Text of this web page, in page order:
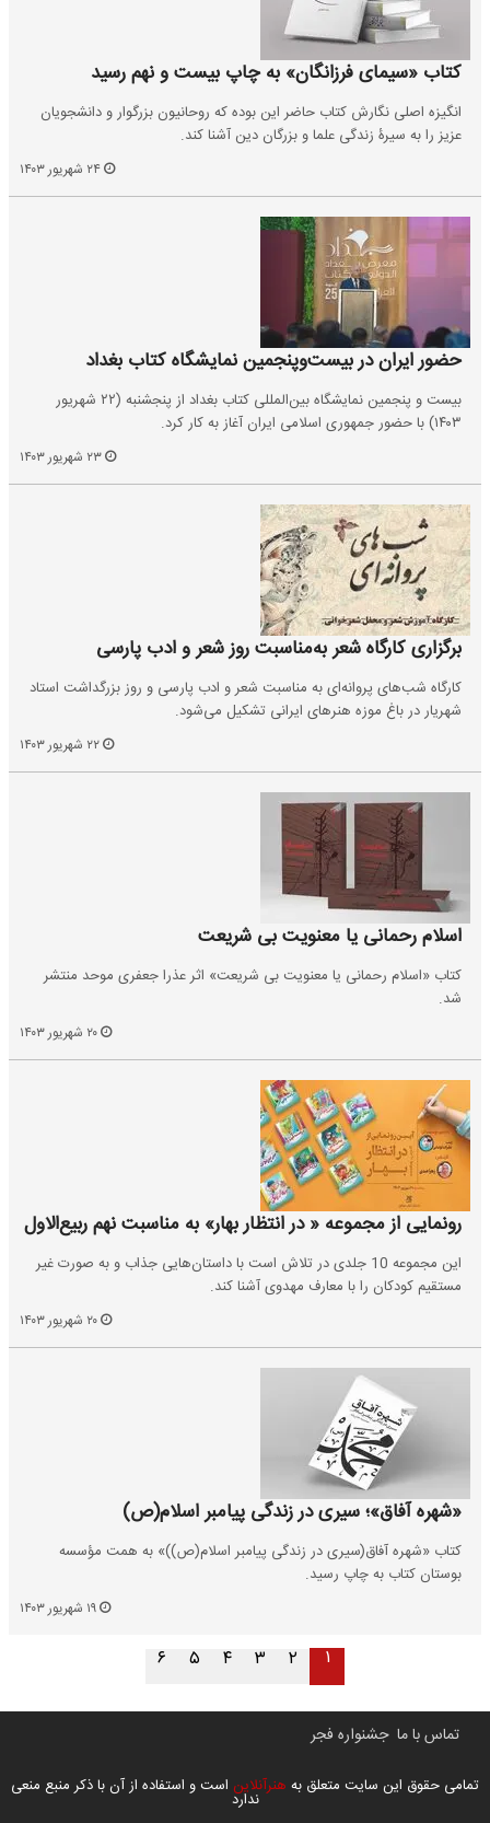
کتاب «سیمای فرزانگان» به چاپ بیست و نهم رسید
انگیزه اصلی نگارش کتاب حاضر این بوده که روحانیون بزرگوار و دانشجویان
عزیز را به سیرۀ زندگی علما و بزرگان دین آشنا کند.
حضور ایران در بیست‌وپنجمین نمایشگاه کتاب بغداد
بیست و پنجمین نمایشگاه بین‌المللی کتاب بغداد از پنجشنبه (۲۲ شهریور
۱۴۰۳) با حضور جمهوری اسلامی ایران آغاز به کار کرد.
برگزاری کارگاه شعر به‌مناسبت روز شعر و ادب پارسی
کارگاه شب‌های پروانه‌ای به مناسبت شعر و ادب پارسی و روز بزرگداشت استاد
شهریار در باغ موزه هنرهای ایرانی تشکیل می‌شود.
اسلام رحمانی یا معنویت بی‌ شریعت
کتاب «اسلام رحمانی یا معنویت بی شریعت» اثر عذرا جعفری موحد منتشر
شد.
رونمایی از مجموعه « در انتظار بهار» به مناسبت نهم ربیع‌الاول
این مجموعه 10 جلدی در تلاش است با داستان‌هایی جذاب و به صورت غیر
مستقیم کودکان را با معارف مهدوی آشنا کند.
«شهره آفاق»؛ سیری در زندگی پیامبر اسلام(ص)
کتاب «شهره آفاق(سیری در زندگی پیامبر اسلام(ص))» به همت مؤسسه
بوستان کتاب به چاپ رسید.
۱ ۲ ۳ ۴ ۵ ۶
تماس با ما جشنواره فجر
تمامی حقوق این سایت متعلق به هنرآنلاین است و استفاده از آن با ذکر منبع منعی
ندارد